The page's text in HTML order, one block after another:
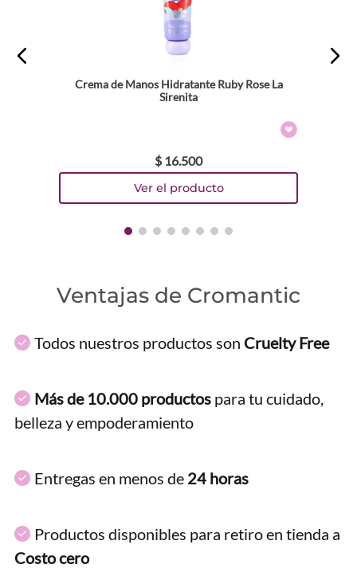
Crema de Manos Hidratante Ruby Rose La
Sirenita
$ 16.500
Ventajas de Cromantic
Todos nuestros productos son Cruelty Free
Más de 10.000 productos para tu cuidado,
belleza y empoderamiento
Entregas en menos de 24 horas
Productos disponibles para retiro en tienda a
Costo cero